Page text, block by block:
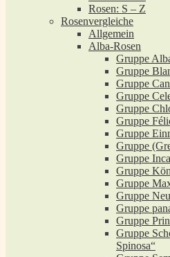
Rosen: S – Z
Rosenvergleiche
Allgemein
Alba-Rosen
Gruppe
Gruppe
Gruppe
Gruppe
Gruppe
Gruppe
Gruppe
Gruppe
Gruppe
Gruppe
Gruppe
Gruppe
Gruppe
Gruppe
Gruppe
Spinosa“